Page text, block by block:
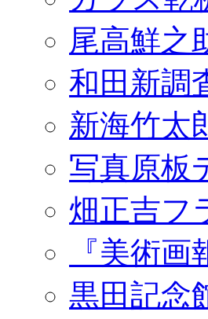
尾高鮮之
和田新調
新海竹太
写真原板
畑正吉フ
『美術
黒田記念